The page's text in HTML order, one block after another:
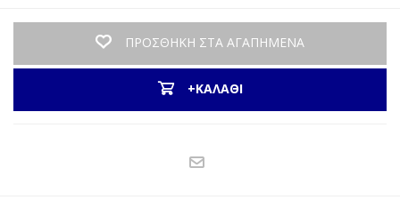
ΠΡΟΣΘΗΚΗ ΣΤΑ ΑΓΑΠΗΜΕΝΑ
+ΚΑΛΑΘΙ